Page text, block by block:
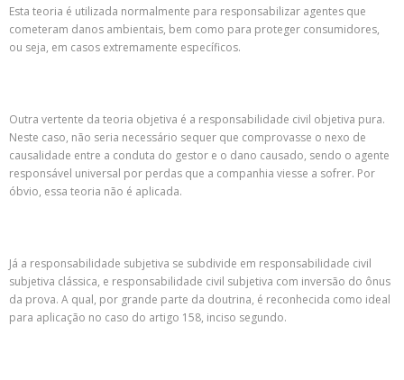
Esta teoria é utilizada normalmente para responsabilizar agentes que
cometeram danos ambientais, bem como para proteger consumidores,
ou seja, em casos extremamente específicos.
Outra vertente da teoria objetiva é a responsabilidade civil objetiva pura.
Neste caso, não seria necessário sequer que comprovasse o nexo de
causalidade entre a conduta do gestor e o dano causado, sendo o agente
responsável universal por perdas que a companhia viesse a sofrer. Por
óbvio, essa teoria não é aplicada.
Já a responsabilidade subjetiva se subdivide em responsabilidade civil
subjetiva clássica, e responsabilidade civil subjetiva com inversão do ônus
da prova. A qual, por grande parte da doutrina, é reconhecida como ideal
para aplicação no caso do artigo 158, inciso segundo.